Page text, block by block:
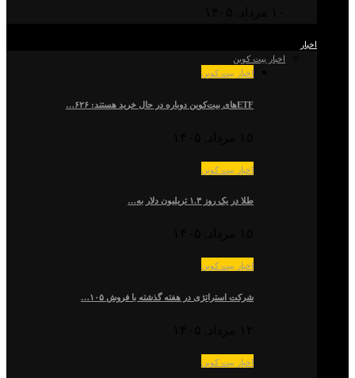
اخبار
اخبار بیت کوین
اخبار بیت کوین
ETFهای بیت‌کوین دوباره در حال خرید هستند: ۶۲۶…
اخبار بیت کوین
طلا در یک روز ۱.۳ تریلیون دلار به…
اخبار بیت کوین
شرکت استراتژی در هفته گذشته با فروش ۱۰۵…
اخبار بیت کوین